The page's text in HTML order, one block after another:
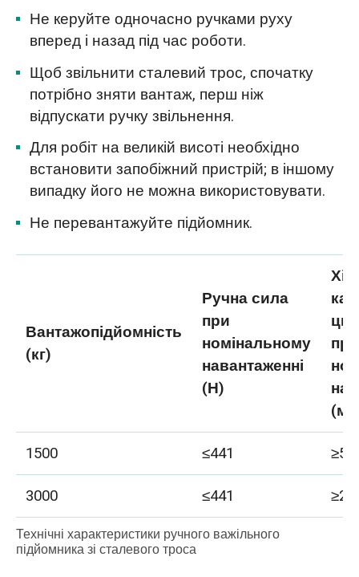
Не керуйте одночасно ручками руху
вперед і назад під час роботи.
Щоб звільнити сталевий трос, спочатку
потрібно зняти вантаж, перш ніж
відпускати ручку звільнення.
Для робіт на великій висоті необхідно
встановити запобіжний пристрій; в іншому
випадку його не можна використовувати.
Не перевантажуйте підйомник.
Вантажопідйомність
(кг)
Ручна сила
при
номінальному
навантаженні
(Н)
при
1500
≤441
≥50
3000
≤441 ≥25
Технічні характеристики ручного важільного
підйомника зі сталевого троса